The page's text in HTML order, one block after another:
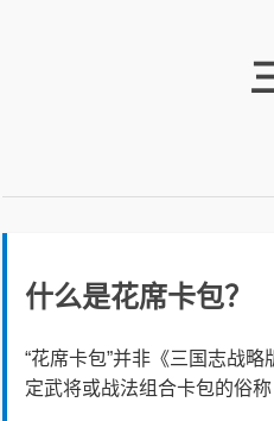
什么是花席卡包？
“花席卡包”并非《三国志战
定武将或战法组合卡包的俗